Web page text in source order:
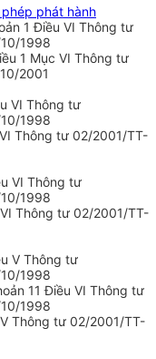
phát hành
1 Điều VI Thông tư
1998
1 Mục VI Thông tư
2001
VI Thông tư
1998
Thông tư 02/2001/TT-
VI Thông tư
1998
Thông tư 02/2001/TT-
V Thông tư
1998
11 Điều VI Thông tư
1998
Thông tư 02/2001/TT-